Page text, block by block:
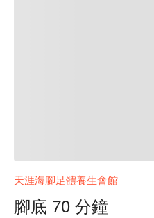
天涯海腳足體養生會館
腳底 70 分鐘